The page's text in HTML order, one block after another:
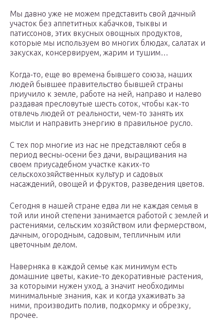
Мы давно уже не можем представить свой дачный
участок без аппетитных кабачков, тыквы и
патиссонов, этих вкусных овощных продуктов,
которые мы используем во многих блюдах, салатах и
закусках, консервируем, жарим и тушим…
Когда-то, еще во времена бывшего союза, наших
людей бывшее правительство бывшей страны
приучило к земле, работе на ней, направо и налево
раздавая пресловутые шесть соток, чтобы как-то
отвлечь людей от реальности, чем-то занять их
мысли и направить энергию в правильное русло.
С тех пор многие из нас не представляют себя в
период весны-осени без дачи, выращивания на
своем приусадебном участке каких-то
сельскохозяйственных культур и садовых
насаждений, овощей и фруктов, разведения цветов.
Сегодня в нашей стране едва ли не каждая семья в
той или иной степени занимается работой с землей и
растениями, сельским хозяйством или фермерством,
дачным, огородным, садовым, тепличным или
цветочным делом.
Наверняка в каждой семье как минимум есть
домашние цветы, какие-то декоративные растения,
за которыми нужен уход, а значит необходимы
минимальные знания, как и когда ухаживать за
ними, производить полив, подкормку и обрезку,
прочее.